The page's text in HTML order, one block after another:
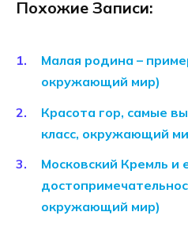
Похожие Записи:
Малая родина –
окружающий мир)
Красота гор, самые
класс, окружающий
Московский Кремль и
окружающий мир)